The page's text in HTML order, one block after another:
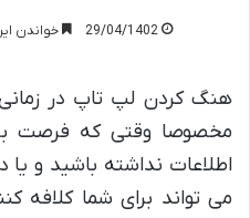
29/04/1402 خواندن این نوشته 5
هنگ کردن لپ تاپ در
مخصوصا وقتی که فرصت
اطلاعات نداشته باشید و
می تواند برای شما کلافه